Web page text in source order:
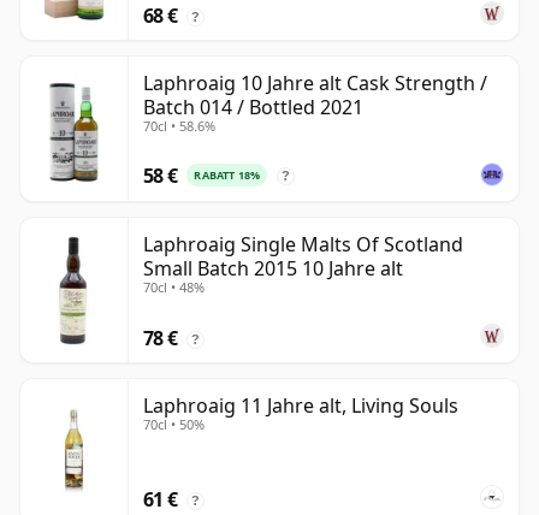
68 € ?
Laphroaig 10 Jahre alt Cask Strength /
Batch 014 / Bottled 2021
70cl • 58.6%
58 € RABATT 18% ?
Laphroaig Single Malts Of Scotland
Small Batch 2015 10 Jahre alt
70cl • 48%
78 € ?
Laphroaig 11 Jahre alt, Living Souls
70cl • 50%
61 € ?